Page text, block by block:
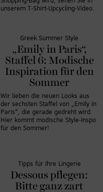
unserem T-Shirt-Upcycling-Video.
Greek Summer Style
„Emily in Paris“,
Staffel 6: Modische
Inspiration für den
Sommer
Wir lieben die neuen Looks aus
der sechsten Staffel von „Emily in
Paris“, die gerade gedreht wird.
Hier kommt modische Style-Inspo
für den Sommer!
Tipps für Ihre Lingerie
Dessous pflegen:
Bitte ganz zart